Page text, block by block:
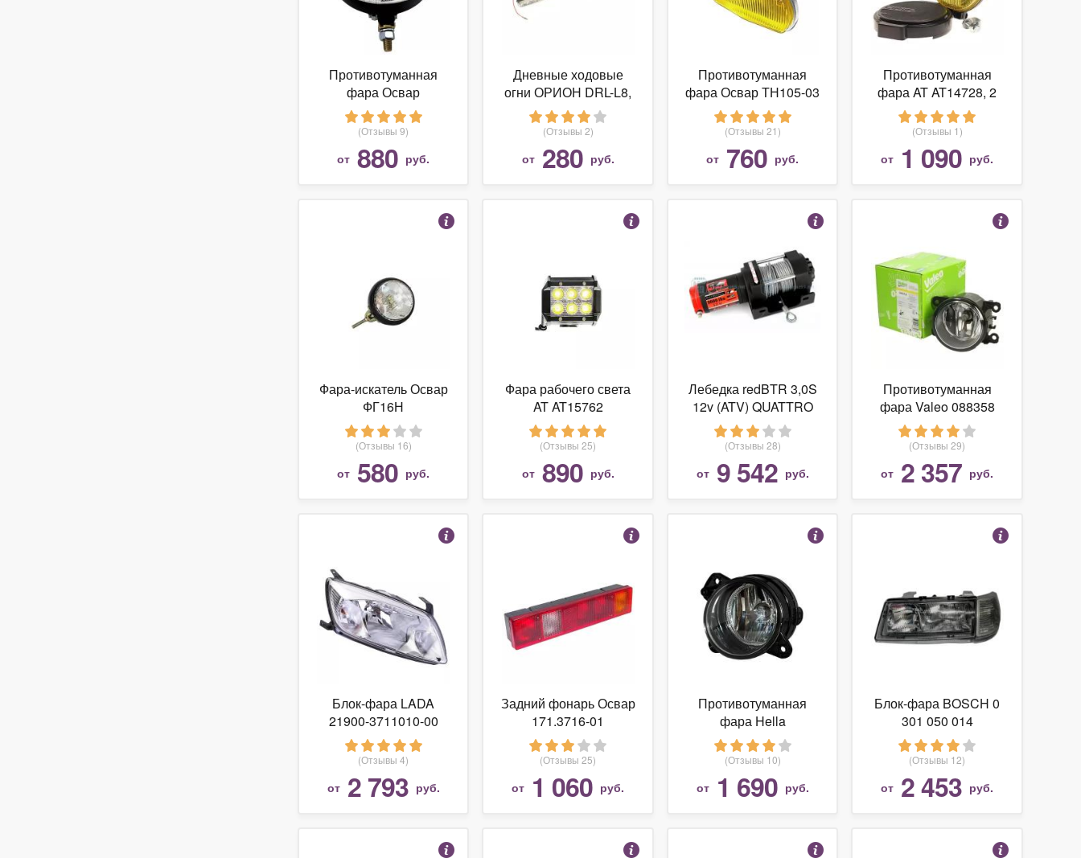
Противотуманная
фара Освар
2101.3743-04
(Отзывы 9)
от 880 руб.
Дневные ходовые
огни ОРИОН DRL-L8,
2 шт.
(Отзывы 2)
от 280 руб.
Противотуманная
фара Освар ТН105-03
(Отзывы 21)
от 760 руб.
Противотуманная
фара AT AT14728, 2
шт.
(Отзывы 1)
от 1 090 руб.
Фара-искатель Освар
ФГ16Н
(Отзывы 16)
от 580 руб.
Фара рабочего света
AT AT15762
(Отзывы 25)
от 890 руб.
Лебедка redBTR 3,0S
12v (ATV) QUATTRO
CRAZY, 1360кг, 153:1
трос синтетика
(Отзывы 28)
от 9 542 руб.
Противотуманная
фара Valeo 088358
(Отзывы 29)
от 2 357 руб.
Блок-фара LADA
21900-3711010-00
(Отзывы 4)
от 2 793 руб.
Задний фонарь Освар
171.3716-01
(Отзывы 25)
от 1 060 руб.
Противотуманная
фара Hella
1N0270481061
(Отзывы 10)
от 1 690 руб.
Блок-фара BOSCH 0
301 050 014
(Отзывы 12)
от 2 453 руб.